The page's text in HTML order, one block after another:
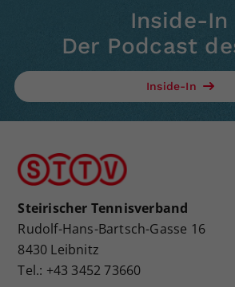
Inside-In
Der Podcast
Inside-In
Steirischer Tennisverband
Rudolf-Hans-Bartsch-Gasse 16
8430 Leibnitz
Tel.: +43 3452 73660